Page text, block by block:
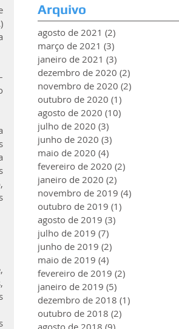
Arquivo
agosto de 2021 (2)
março de 2021 (3)
janeiro de 2021 (3)
dezembro de 2020 (2)
novembro de 2020 (2)
outubro de 2020 (1)
agosto de 2020 (10)
julho de 2020 (3)
junho de 2020 (3)
maio de 2020 (4)
fevereiro de 2020 (2)
janeiro de 2020 (2)
novembro de 2019 (4)
outubro de 2019 (1)
agosto de 2019 (3)
julho de 2019 (7)
junho de 2019 (2)
maio de 2019 (4)
fevereiro de 2019 (2)
janeiro de 2019 (5)
dezembro de 2018 (1)
outubro de 2018 (2)
agosto de 2018 (9)